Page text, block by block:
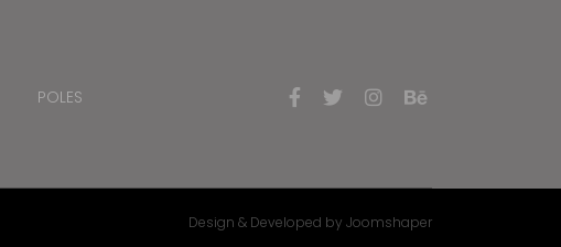
POLES
Design & Developed by Joomshaper